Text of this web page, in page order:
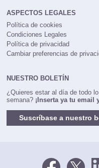
ASPECTOS LEGALES
Política de cookies
Condiciones Legales
Política de privacidad
¿Quieres estar al día de todo
Suscríbase a nuestro